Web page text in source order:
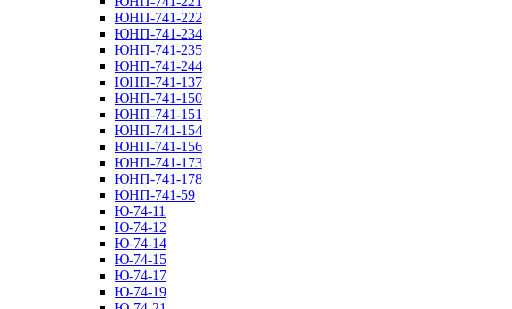
ЮНП-741-222
ЮНП-741-234
ЮНП-741-235
ЮНП-741-244
ЮНП-741-137
ЮНП-741-150
ЮНП-741-151
ЮНП-741-154
ЮНП-741-156
ЮНП-741-173
ЮНП-741-178
ЮНП-741-59
Ю-74-11
Ю-74-12
Ю-74-14
Ю-74-15
Ю-74-17
Ю-74-19